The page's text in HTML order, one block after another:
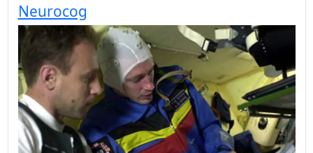
Neurocog